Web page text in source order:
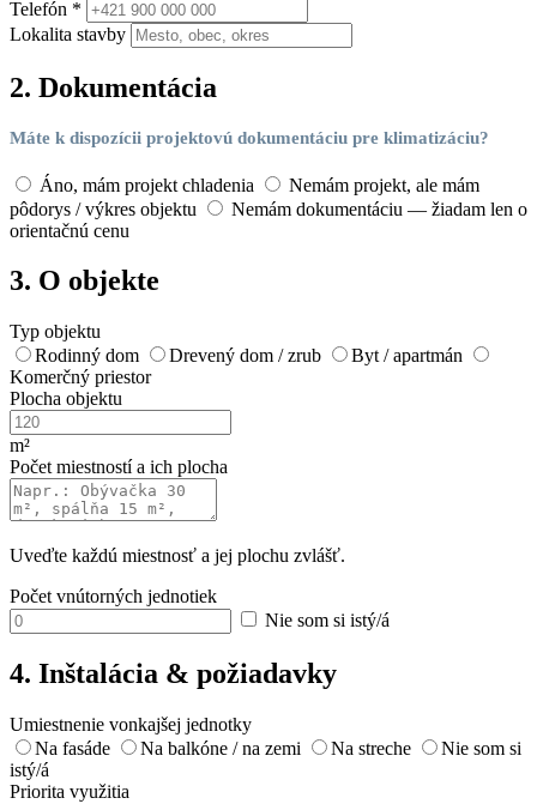
Telefón *
Lokalita stavby
2. Dokumentácia
Máte k dispozícii projektovú dokumentáciu pre klimatizáciu?
Áno, mám projekt chladenia
Nemám projekt, ale mám
pôdorys / výkres objektu
Nemám dokumentáciu — žiadam len o
orientačnú cenu
3. O objekte
Typ objektu
Rodinný dom
Drevený dom / zrub
Byt / apartmán
Komerčný priestor
Plocha objektu
m²
Počet miestností a ich plocha
Uveďte každú miestnosť a jej plochu zvlášť.
Počet vnútorných jednotiek
Nie som si istý/á
4. Inštalácia & požiadavky
Umiestnenie vonkajšej jednotky
Na fasáde
Na balkóne / na zemi Na streche
Nie som si
istý/á
Priorita využitia